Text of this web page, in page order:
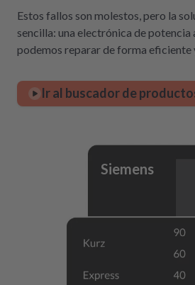
Estos fallos son molestos, pero la
sencilla: una electrónica de potencia
podemos reparar de forma eficiente
Ir al buscador de
Siemens